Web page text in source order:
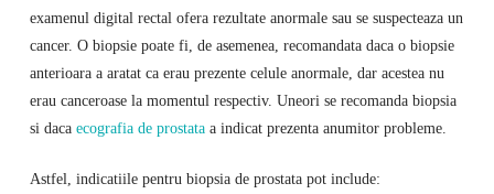
examenul digital rectal ofera rezultate anormale sau se suspecteaza un
cancer. O biopsie poate fi, de asemenea, recomandata daca o biopsie
anterioara a aratat ca erau prezente celule anormale, dar acestea nu
erau canceroase la momentul respectiv. Uneori se recomanda biopsia
si daca ecografia de prostataa indicat prezenta anumitor probleme.
Astfel, indicatiile pentru biopsia de prostata pot include: